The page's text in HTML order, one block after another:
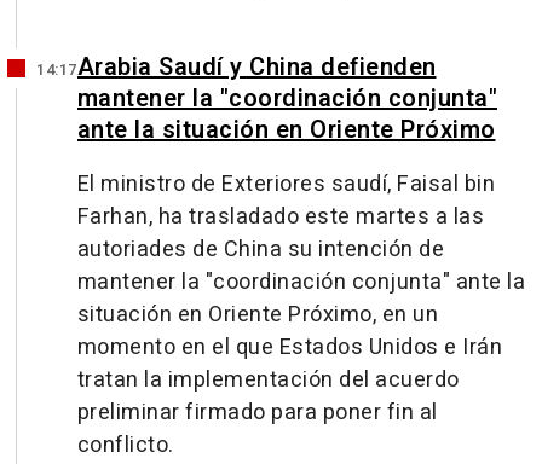
14:17Arabia Saudí y China defienden
mantener la "coordinación conjunta"
ante la situación en Oriente Próximo
El ministro de Exteriores saudí, Faisal bin
Farhan, ha trasladado este martes a las
autoriades de China su intención de
mantener la "coordinación conjunta" ante la
situación en Oriente Próximo, en un
momento en el que Estados Unidos e Irán
tratan la implementación del acuerdo
preliminar firmado para poner fin al
conflicto.